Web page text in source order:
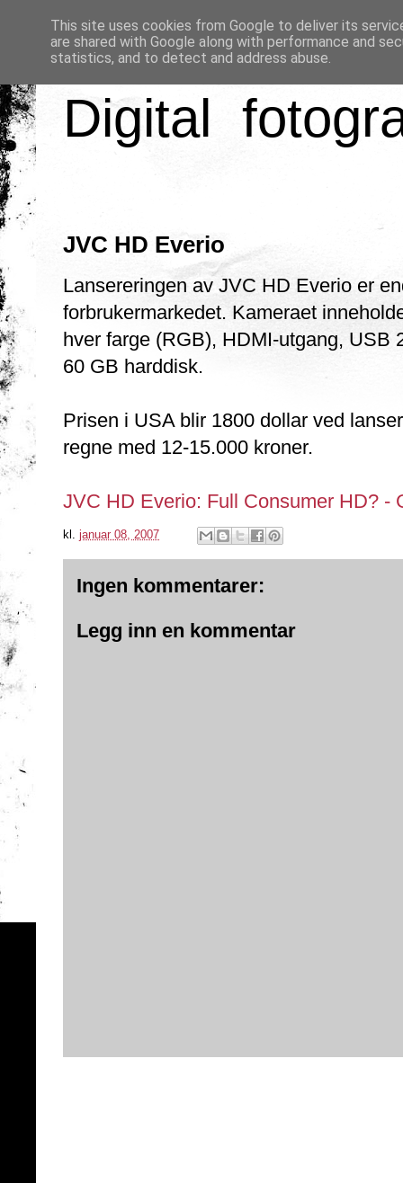
Digital
JVC HD Everio
Lansereringen av JVC HD Everio er
forbrukermarkedet. Kameraet
hver farge (RGB), HDMI-utgang, USB
60 GB harddisk.
Prisen i USA blir 1800 dollar ved
regne med 12-15.000 kroner.
JVC HD Everio: Full Consumer HD? -
kl. januar 08, 2007
Ingen kommentarer:
Legg inn en kommentar
This site uses cookies from Google to deliver its
are shared with Google along with performance and
statistics, and to detect and address abuse.